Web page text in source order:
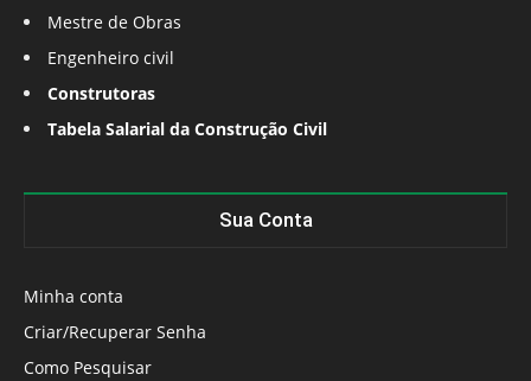
Mestre de Obras
Engenheiro civil
Construtoras
Tabela Salarial da Construção Civil
Sua Conta
Minha conta
Criar/Recuperar Senha
Como Pesquisar